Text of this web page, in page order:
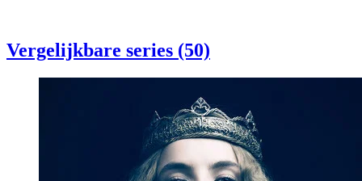
Vergelijkbare series (50)